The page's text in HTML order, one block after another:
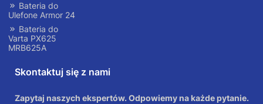
Bateria do
Ulefone Armor 24
Bateria do
Varta PX625
MRB625A
Skontaktuj się z nami
Zapytaj naszych ekspertów. Odpowiemy na każde pytanie.